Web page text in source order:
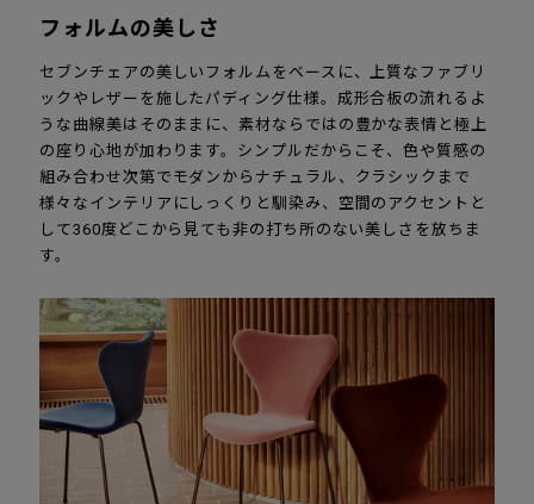
フォルムの美しさ
セブンチェアの美しいフォルムをベースに、上質なファブリ
ックやレザーを施したパディング仕様。成形合板の流れるよ
うな曲線美はそのままに、素材ならではの豊かな表情と極上
の座り心地が加わります。シンプルだからこそ、色や質感の
組み合わせ次第でモダンからナチュラル、クラシックまで
様々なインテリアにしっくりと馴染み、空間のアクセントと
して360度どこから見ても非の打ち所のない美しさを放ちま
す。